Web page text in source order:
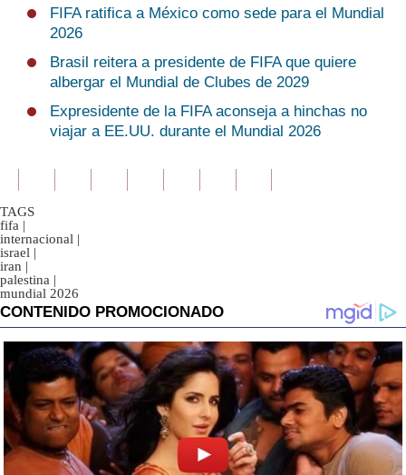
FIFA ratifica a México como sede para el Mundial
2026
Brasil reitera a presidente de FIFA que quiere
albergar el Mundial de Clubes de 2029
Expresidente de la FIFA aconseja a hinchas no
viajar a EE.UU. durante el Mundial 2026
TAGS
fifa |
internacional |
israel |
iran |
palestina |
mundial 2026